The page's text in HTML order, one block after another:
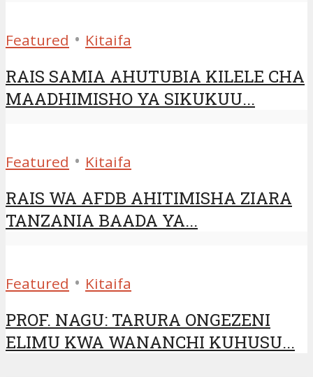
Featured • Kitaifa
RAIS SAMIA AHUTUBIA KILELE CHA
MAADHIMISHO YA SIKUKUU...
Featured • Kitaifa
RAIS WA AFDB AHITIMISHA ZIARA
TANZANIA BAADA YA...
Featured • Kitaifa
PROF. NAGU: TARURA ONGEZENI
ELIMU KWA WANANCHI KUHUSU...